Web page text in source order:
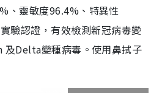
、靈敏度96.4%、特異性
驗認證，有效檢測新冠病毒變
Delta變種病毒。使用鼻拭子